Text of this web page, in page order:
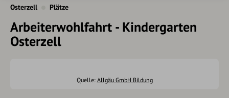
Osterzell Plätze
Arbeiterwohlfahrt - Kindergarten
Osterzell
Quelle: Allgäu GmbH Bildung